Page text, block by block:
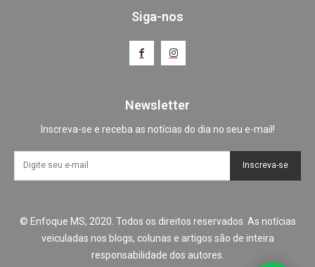
Siga-nos
Newsletter
Inscreva-se e receba as notícias do dia no seu e-mail!
Inscreva-se
© Enfoque MS, 2020. Todos os direitos reservados. As notícias
veiculadas nos blogs, colunas e artigos são de inteira
responsabilidade dos autores.